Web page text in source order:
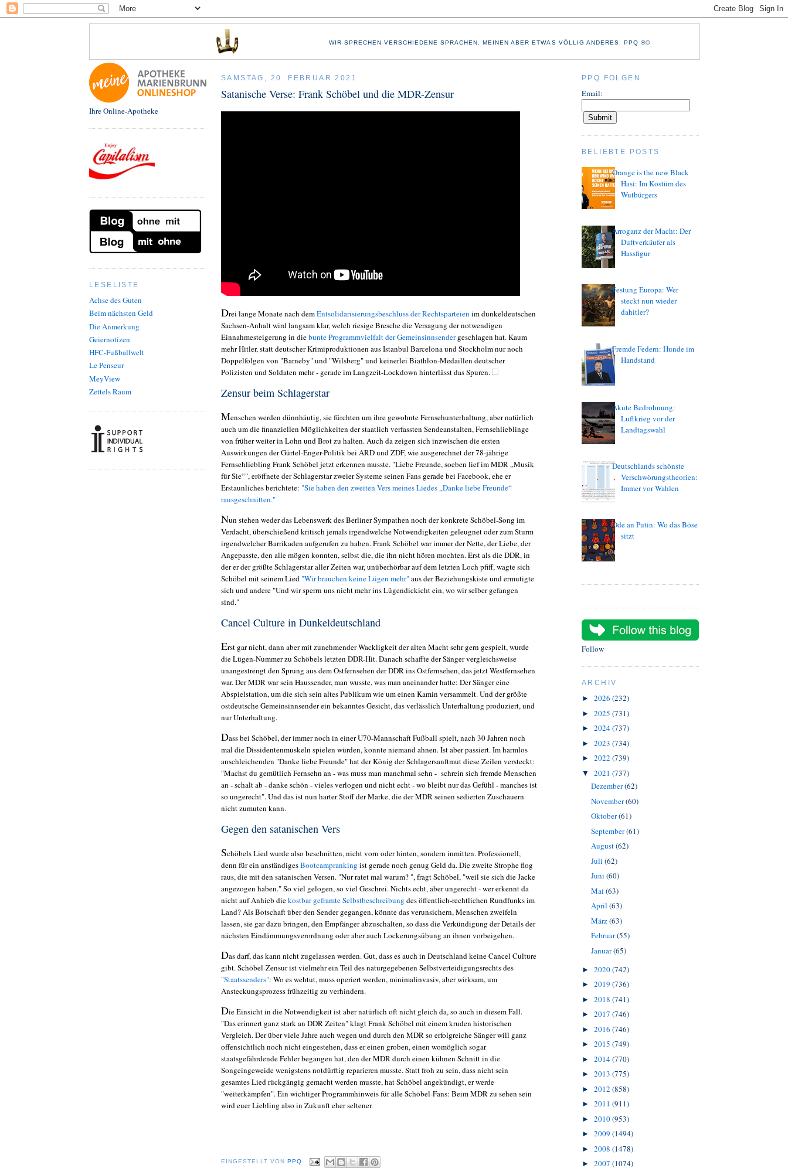
WIR SPRECHEN VERSCHIEDENE SPRACHEN. MEINEN ABER ETWAS VÖLLIG ANDERES. PPQ ®©
Ihre Online-Apotheke
LESELISTE
Achse des Guten
Beim nächsten Geld
Die Anmerkung
Geiernotizen
HFC-Fußballwelt
Le Penseur
MeyView
Zettels Raum
SAMSTAG, 20. FEBRUAR 2021
Satanische Verse: Frank Schöbel und die MDR-Zensur
Drei lange Monate nach demEntsolidarisierungsbeschluss der Rechtsparteien im dunkeldeutschen
Sachsen-Anhalt wird langsam klar, welch riesige Bresche die Versagung der notwendigen
Einnahmesteigerung in diebunte Programmvielfalt der Gemeinsinnsendergeschlagen hat. Kaum
mehr Hitler, statt deutscher Krimiproduktionen aus Istanbul Barcelona und Stockholm nur noch
Doppelfolgen von "Barneby" und "Wilsberg" und keinerlei Biathlon-Medaillen deutscher
Polizisten und Soldaten mehr - gerade im Langzeit-Lockdown hinterlässt das Spuren.
Zensur beim Schlagerstar
Menschen werden dünnhäutig, sie fürchten um ihre gewohnte Fernsehunterhaltung, aber natürlich
auch um die finanziellen Möglichkeiten der staatlich verfassten Sendeanstalten, Fernsehlieblinge
von früher weiter in Lohn und Brot zu halten. Auch da zeigen sich inzwischen die ersten
Auswirkungen der Gürtel-Enger-Politik bei ARD und ZDF, wie ausgerechnet der 78-jährige
Fernsehliebling Frank Schöbel jetzt erkennen musste. "Liebe Freunde, soeben lief im MDR „Musik
für Sie“", eröffnete der Schlagerstar zweier Systeme seinen Fans gerade bei Facebook, ehe er
Erstaunliches berichtete: "Sie haben den zweiten Vers meines Liedes „Danke liebe Freunde“
rausgeschnitten."
Nun stehen weder das Lebenswerk des Berliner Sympathen noch der konkrete Schöbel-Song im
Verdacht, überschießend kritisch jemals irgendwelche Notwendigkeiten geleugnet oder zum Sturm
irgendwelcher Barrikaden aufgerufen zu haben. Frank Schöbel war immer der Nette, der Liebe, der
Angepasste, den alle mögen konnten, selbst die, die ihn nicht hören mochten. Erst als die DDR, in
der er der größte Schlagerstar aller Zeiten war, unüberhörbar auf dem letzten Loch pfiff, wagte sich
Schöbel mit seinem Lied "Wir brauchen keine Lügen mehr"aus der Beziehungskiste und ermutigte
sich und andere "Und wir sperrn uns nicht mehr ins Lügendickicht ein, wo wir selber gefangen
sind."
Cancel Culture in Dunkeldeutschland
Erst gar nicht, dann aber mit zunehmender Wackligkeit der alten Macht sehr gern gespielt, wurde
die Lügen-Nummer zu Schöbels letzten DDR-Hit. Danach schaffte der Sänger vergleichsweise
unangestrengt den Sprung aus dem Ostfernsehen der DDR ins Ostfernsehen, das jetzt Westfernsehen
war. Der MDR war sein Haussender, man wusste, was man aneinander hatte: Der Sänger eine
Abspielstation, um die sich sein altes Publikum wie um einen Kamin versammelt. Und der größte
ostdeutsche Gemeinsinnsender ein bekanntes Gesicht, das verlässlich Unterhaltung produziert, und
nur Unterhaltung.
Dass bei Schöbel, der immer noch in einer U70-Mannschaft Fußball spielt, nach 30 Jahren noch
mal die Dissidentenmuskeln spielen würden, konnte niemand ahnen. Ist aber passiert. Im harmlos
anschleichenden "Danke liebe Freunde" hat der König der Schlagersanftmut diese Zeilen versteckt:
"Machst du gemütlich Fernsehn an - was muss man manchmal sehn - schrein sich fremde Menschen
an - schalt ab - danke schön - vieles verlogen und nicht echt - wo bleibt nur das Gefühl - manches ist
so ungerecht". Und das ist nun harter Stoff der Marke, die der MDR seinen sedierten Zuschauern
nicht zumuten kann.
Gegen den satanischen Vers
Schöbels Lied wurde also beschnitten, nicht vorn oder hinten, sondern inmitten. Professionell,
denn für ein anständigesBootcampranking ist gerade noch genug Geld da. Die zweite Strophe flog
raus, die mit den satanischen Versen. "Nur ratet mal warum? ", fragt Schöbel, "weil sie sich die Jacke
angezogen haben." So viel gelogen, so viel Geschrei. Nichts echt, aber ungerecht - wer erkennt da
nicht auf Anhieb diekostbar geframte Selbstbeschreibung des öffentlich-rechtlichen Rundfunks im
Land? Als Botschaft über den Sender gegangen, könnte das verunsichern, Menschen zweifeln
lassen, sie gar dazu bringen, den Empfänger abzuschalten, so dass die Verkündigung der Details der
nächsten Eindämmungsverordnung oder aber auch Lockerungsübung an ihnen vorbeigehen.
Das darf, das kann nicht zugelassen werden. Gut, dass es auch in Deutschland keine Cancel Culture
gibt. Schöbel-Zensur ist vielmehr ein Teil des naturgegebenen Selbstverteidigungsrechts des
"Staatssenders": Wo es wehtut, muss operiert werden, minimalinvasiv, aber wirksam, um
Ansteckungsprozess frühzeitig zu verhindern.
Die Einsicht in die Notwendigkeit ist aber natürlich oft nicht gleich da, so auch in diesem Fall.
"Das erinnert ganz stark an DDR Zeiten" klagt Frank Schöbel mit einem kruden historischen
Vergleich. Der über viele Jahre auch wegen und durch den MDR so erfolgreiche Sänger will ganz
offensichtlich noch nicht eingestehen, dass er einen groben, einen womöglich sogar
staatsgefährdende Fehler begangen hat, den der MDR durch einen kühnen Schnitt in die
Songeingeweide wenigstens notdürftig reparieren musste. Statt froh zu sein, dass nicht sein
gesamtes Lied rückgängig gemacht werden musste, hat Schöbel angekündigt, er werde
"weiterkämpfen". Ein wichtiger Programmhinweis für alle Schöbel-Fans: Beim MDR zu sehen sein
wird euer Liebling also in Zukunft eher seltener.
EINGESTELLT VON PPQ
PPQ FOLGEN
Email:
BELIEBTE POSTS
Orange is the new Black
Hasi: Im Kostüm des
Wutbürgers
Arroganz der Macht: Der
Duftverkäufer als
Hassfigur
Festung Europa: Wer
steckt nun wieder
dahitler?
Fremde Federn: Hunde im
Handstand
Akute Bedrohnung:
Luftkrieg vor der
Landtagswahl
Deutschlands schönste
Verschwörungstheorien:
Immer vor Wahlen
Ode an Putin: Wo das Böse
sitzt
Follow
ARCHIV
► 2026 (232)
► 2025 (731)
► 2024(737)
► 2023 (734)
► 2022 (739)
▼ 2021 (737)
Dezember(62)
November(60)
Oktober(61)
September(61)
August(62)
Juli (62)
Juni (60)
Mai (63)
April (63)
März(63)
Februar(55)
Januar(65)
► 2020(742)
► 2019 (736)
► 2018 (741)
► 2017 (746)
► 2016 (746)
► 2015 (749)
► 2014(770)
► 2013 (775)
► 2012 (858)
► 2011 (911)
► 2010(953)
► 2009 (1494)
► 2008 (1478)
► 2007 (1074)